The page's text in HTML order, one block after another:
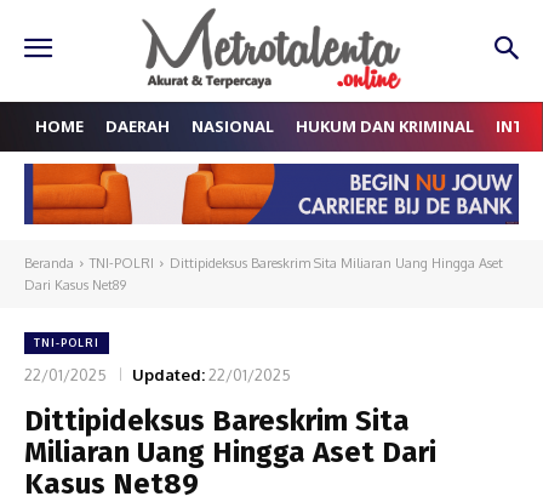
HOME DAERAH NASIONAL HUKUM DAN KRIMINAL
Beranda TNI-POLRI
Dittipideksus Bareskrim Sita Miliaran Uang Hingga Aset
Dari Kasus Net89
TNI-POLRI
22/01/2025 Updated:22/01/2025
Dittipideksus Bareskrim Sita
Miliaran Uang Hingga Aset Dari
Kasus Net89